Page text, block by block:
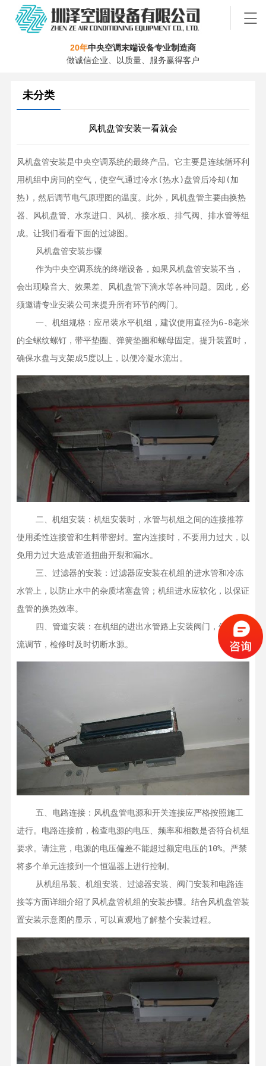
20年中央空调末端设备专业制造商
做诚信企业、以质量、服务赢得客户
未分类
风机盘管安装一看就会
风机盘管安装是中央空调系统的最终产品。它主要是连续循环利
用机组中房间的空气，使空气通过冷水(热水)盘管后冷却(加
热)，然后调节电气原理图的温度。此外，风机盘管主要由换热
器、风机盘管、水泵进口、风机、接水板、排气阀、排水管等组
成。让我们看看下面的过滤图。
会出现噪音大、效果差、风机盘管下滴水等各种问题。因此，必
须邀请专业安装公司来提升所有环节的阀门。
的全螺纹螺钉，带平垫圈、弹簧垫圈和螺母固定。提升装置时，
确保水盘与支架成5度以上，以便冷凝水流出。
使用柔性连接管和生料带密封。室内连接时，不要用力过大，以
免用力过大造成管道扭曲开裂和漏水。
水管上，以防止水中的杂质堵塞盘管；机组进水应软化，以保证
盘管的换热效率。
流调节，检修时及时切断水源。
进行。电路连接前，检查电源的电压、频率和相数是否符合机组
要求。请注意，电源的电压偏差不能超过额定电压的10%。严禁
将多个单元连接到一个恒温器上进行控制。
接等方面详细介绍了风机盘管机组的安装步骤。结合风机盘管装
置安装示意图的显示，可以直观地了解整个安装过程。